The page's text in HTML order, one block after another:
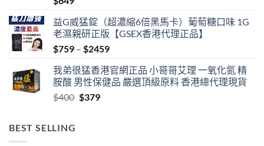
益G威猛錠（超濃縮6倍黑馬卡）葡萄糖口味 1G
老濕親研正版【GSEX香港代理正品】
$759 – $2459Price
$759
through
我弟很猛香港官網正品 小哥哥艾理 一氧化氮 精
胺酸 男性保健品 嚴選頂級原料 香港總代理現貨
$400 Original
$379Current
BEST SELLING